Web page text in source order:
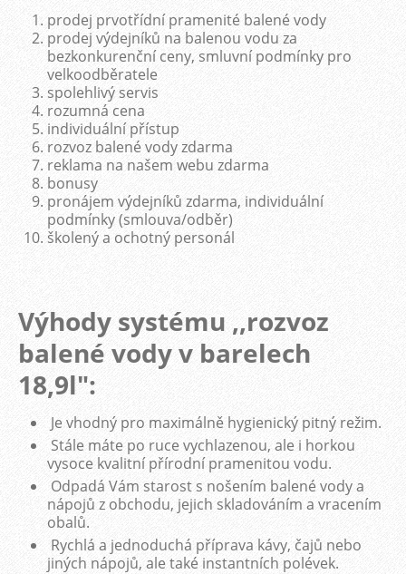
prodej prvotřídní pramenité balené vody
prodej výdejníků na balenou vodu za
bezkonkurenční ceny, smluvní podmínky pro
velkoodběratele
spolehlivý servis
rozumná cena
individuální přístup
rozvoz balené vody zdarma
reklama na našem webu zdarma
bonusy
pronájem výdejníků zdarma, individuální
podmínky (smlouva/odběr)
školený a ochotný personál
Výhody systému ,,rozvoz
balené vody v barelech
18,9l":
Je vhodný pro maximálně hygienický pitný režim.
Stále máte po ruce vychlazenou, ale i horkou
vysoce kvalitní přírodní pramenitou vodu.
Odpadá Vám starost s nošením balené vody a
nápojů z obchodu, jejich skladováním a vracením
obalů.
Rychlá a jednoduchá příprava kávy, čajů nebo
jiných nápojů, ale také instantních polévek.